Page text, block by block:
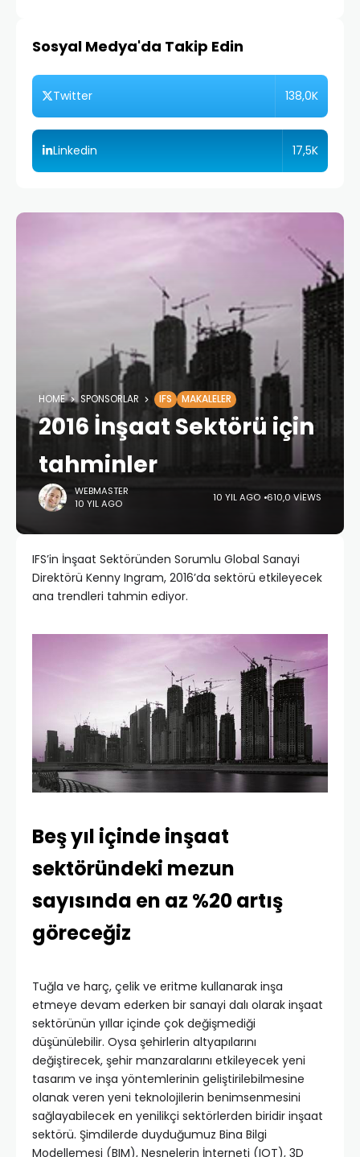
Sosyal Medya'da Takip Edin
Twitter 138,0K
Linkedin 17,5K
HOME SPONSORLAR IFS MAKALELER
2016 İnşaat Sektörü için
tahminler
WEBMASTER
10 YIL AGO
10 YIL AGO 610,0 VIEWS
IFS’in İnşaat Sektöründen Sorumlu Global Sanayi
Direktörü Kenny Ingram, 2016’da sektörü etkileyecek
ana trendleri tahmin ediyor.
Beş yıl içinde inşaat
sektöründeki mezun
sayısında en az %20 artış
göreceğiz
Tuğla ve harç, çelik ve eritme kullanarak inşa
etmeye devam ederken bir sanayi dalı olarak inşaat
sektörünün yıllar içinde çok değişmediği
düşünülebilir. Oysa şehirlerin altyapılarını
değiştirecek, şehir manzaralarını etkileyecek yeni
tasarım ve inşa yöntemlerinin geliştirilebilmesine
olanak veren yeni teknolojilerin benimsenmesini
sağlayabilecek en yenilikçi sektörlerden biridir inşaat
sektörü. Şimdilerde duyduğumuz Bina Bilgi
Modellemesi (BIM), Nesnelerin İnterneti (IOT), 3D